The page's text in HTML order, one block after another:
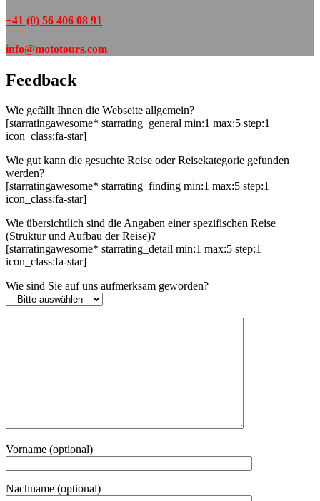
+41 (0) 56 406 08 91
info@mototours.com
Feedback
Wie gefällt Ihnen die Webseite allgemein?
[starratingawesome* starrating_general min:1 max:5 step:1
icon_class:fa-star]
Wie gut kann die gesuchte Reise oder Reisekategorie gefunden
werden?
[starratingawesome* starrating_finding min:1 max:5 step:1
icon_class:fa-star]
Wie übersichtlich sind die Angaben einer spezifischen Reise
(Struktur und Aufbau der Reise)?
[starratingawesome* starrating_detail min:1 max:5 step:1
icon_class:fa-star]
Wie sind Sie auf uns aufmerksam geworden?
Vorname (optional)
Nachname (optional)